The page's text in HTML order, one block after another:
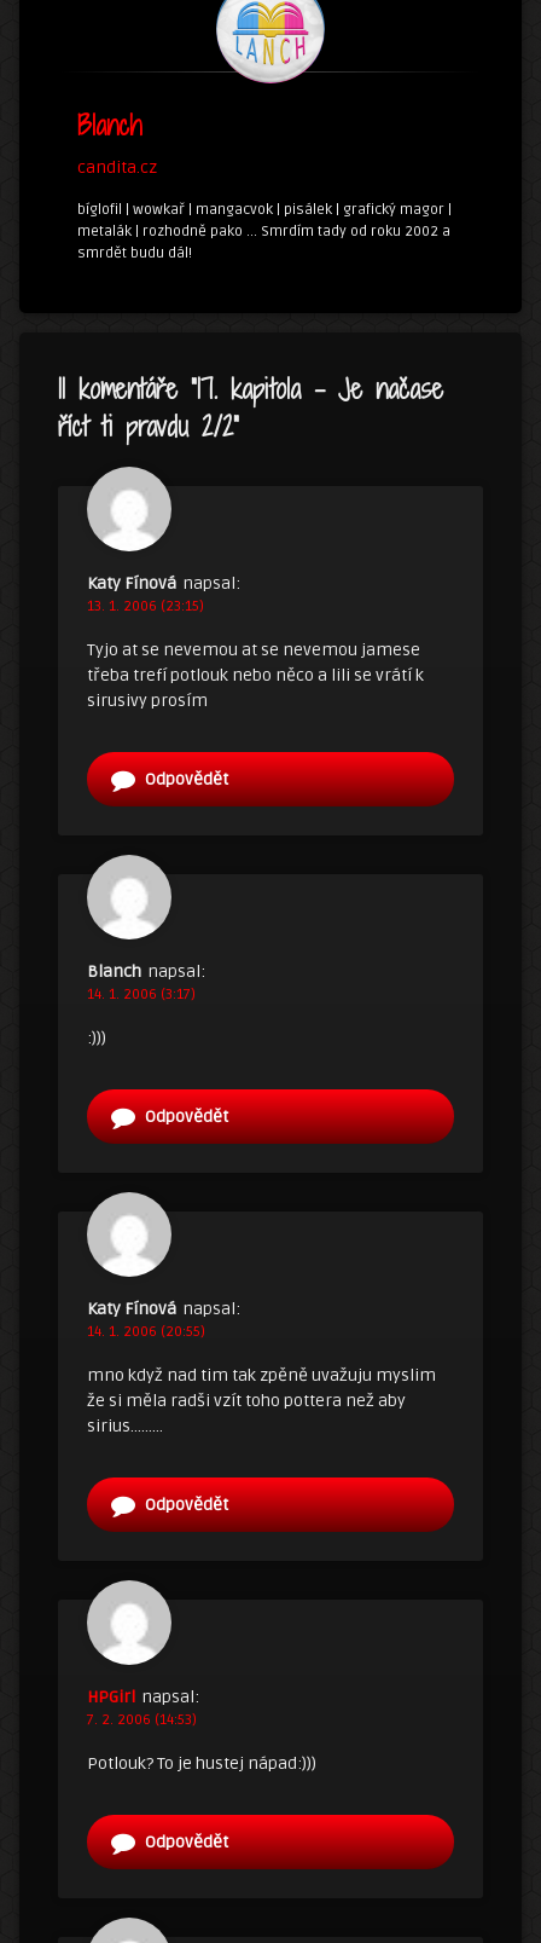
Blanch
candita.cz
bíglofil | wowkař | mangacvok | pisálek | grafický magor |
metalák | rozhodně pako ... Smrdím tady od roku 2002 a
smrdět budu dál!
11 komentáře “17. kapitola – Je načase
říct ti pravdu 2/2”
Katy Fínová napsal:
13. 1. 2006 (23:15)
Tyjo at se nevemou at se nevemou jamese
třeba trefí potlouk nebo něco a lili se vrátí k
sirusivy prosím
Odpovědět
Blanch napsal:
14. 1. 2006 (3:17)
:)))
Odpovědět
Katy Fínová napsal:
14. 1. 2006 (20:55)
mno když nad tim tak zpěně uvažuju myslim
že si měla radši vzít toho pottera než aby
sirius………
Odpovědět
HPGirl napsal:
7. 2. 2006 (14:53)
Potlouk? To je hustej nápad:)))
Odpovědět